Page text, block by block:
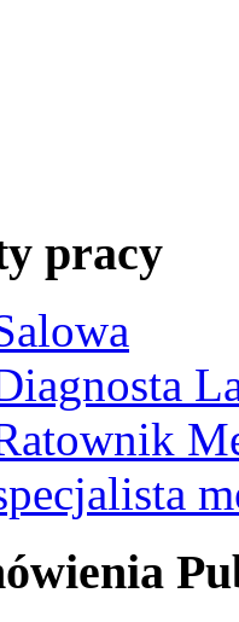
pracy